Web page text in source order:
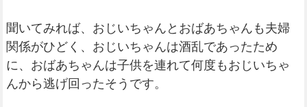
聞いてみれば、おじいちゃんとおばあちゃんも夫婦
関係がひどく、おじいちゃんは酒乱であったため
に、おばあちゃんは子供を連れて何度もおじいちゃ
んから逃げ回ったそうです。